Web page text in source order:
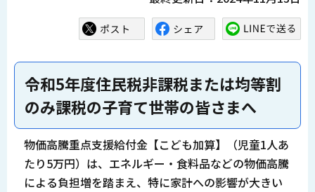
令和5年度住民税非課税または均等割
のみ課税の子育て世帯の皆さまへ
物価高騰重点支援給付金【こども加算】（児童1人あ
たり5万円）は、エネルギー・食料品などの物価高騰
による負担増を踏まえ、特に家計への影響が大きい